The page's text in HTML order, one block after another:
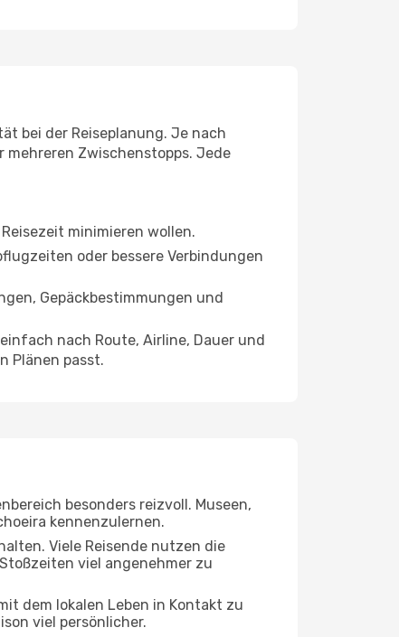
bei der Reiseplanung. Je nach
Zwischenstopps. Jede
minimieren wollen.
oder bessere Verbindungen
Gepäckbestimmungen und
nach Route, Airline, Dauer und
Plänen passt.
besonders reizvoll. Museen,
kennenzulernen.
Viele Reisende nutzen die
viel angenehmer zu
dem lokalen Leben in Kontakt zu
viel persönlicher.